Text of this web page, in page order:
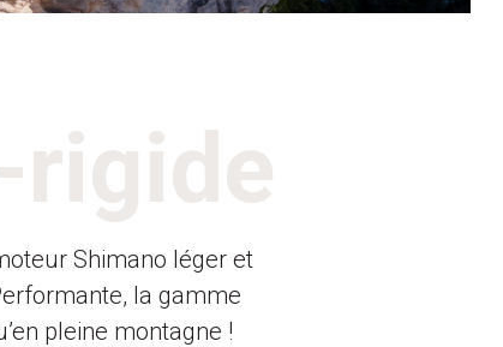
Shimano léger et
la gamme
pleine montagne !